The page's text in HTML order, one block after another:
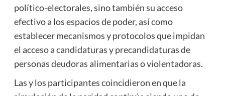
político-electorales, sino también su acceso
efectivo a los espacios de poder, así como
establecer mecanismos y protocolos que impidan
el acceso a candidaturas y precandidaturas de
personas deudoras alimentarias o violentadoras.
Las y los participantes coincidieron en que la